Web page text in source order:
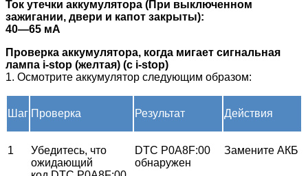
Ток утечки аккумулятора (При выключенном
зажигании, двери и капот закрыты):
40—65 мА
Проверка аккумулятора, когда мигает сигнальная
лампа i-stop (желтая) (с i-stop)
1. Осмотрите аккумулятор следующим образом:
Шаг Проверка Результат Действия
1
Убедитесь, что
ожидающий
DTC P0A8F:00
обнаружен
Замените АКБ